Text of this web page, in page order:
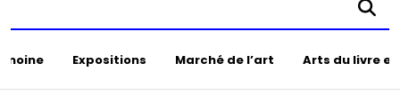
Expositions Marché de l’art Arts du livre